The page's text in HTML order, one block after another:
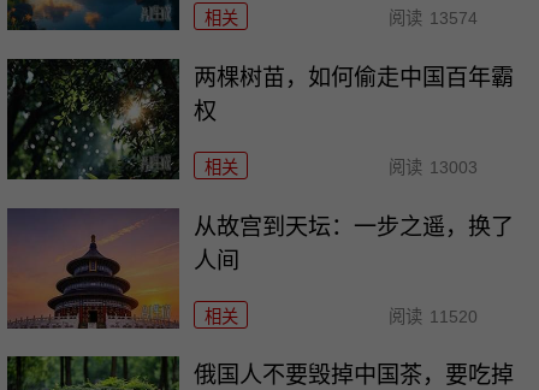
相关 阅读 13574
两棵树苗，如何偷走中国百年霸
权
相关 阅读 13003
从故宫到天坛：一步之遥，换了
人间
相关 阅读 11520
俄国人不要毁掉中国茶，要吃掉